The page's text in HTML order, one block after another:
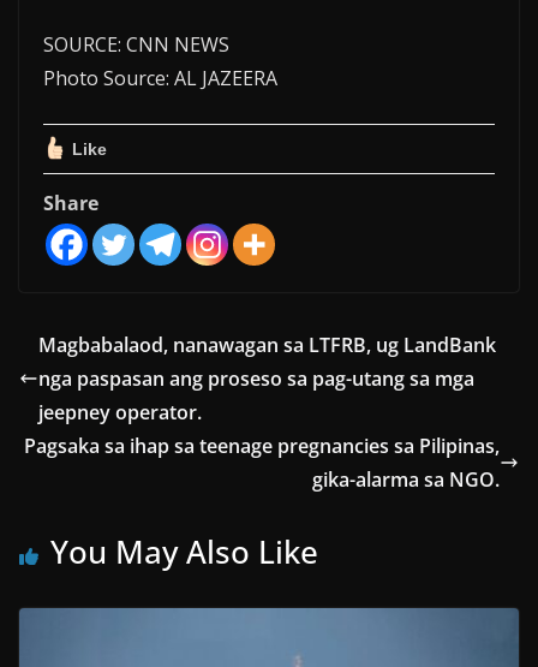
SOURCE: CNN NEWS
Photo Source: AL JAZEERA
Like
Share
Magbabalaod, nanawagan sa LTFRB, ug LandBank
nga paspasan ang proseso sa pag-utang sa mga
jeepney operator.
Pagsaka sa ihap sa teenage pregnancies sa Pilipinas,
gika-alarma sa NGO.
You May Also Like